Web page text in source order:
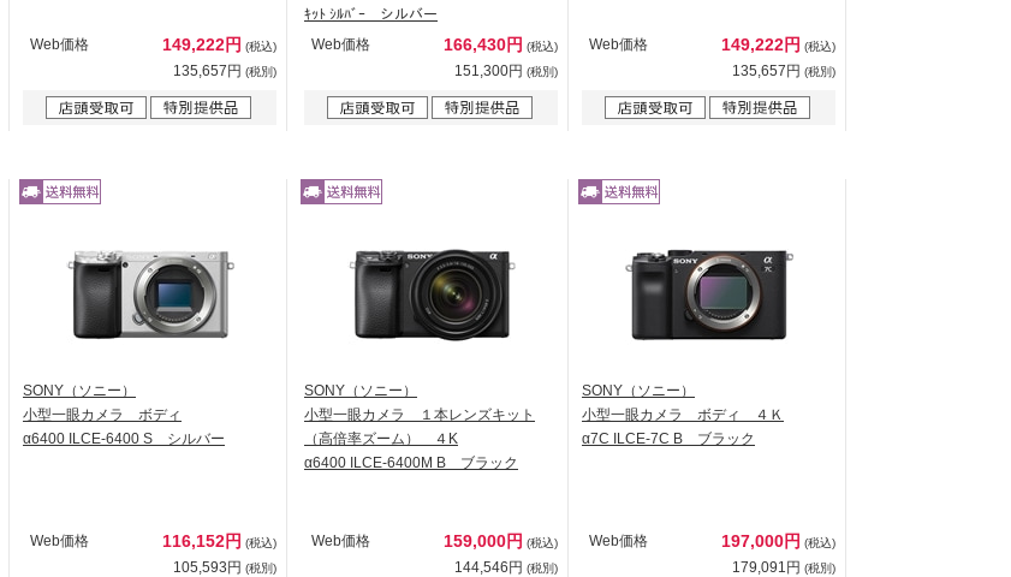
Web価格 149,222円 (税込)
135,657円 (税別)
ｷｯﾄ ｼﾙﾊﾞｰ シルバー
Web価格
166,430円 (税込)
151,300円 (税別)
Web価格 149,222円 (税込)
135,657円 (税別)
SONY（ソニー）
小型一眼カメラ ボディ
α6400 ILCE-6400 S シルバー
Web価格 116,152円 (税込)
105,593円 (税別)
SONY（ソニー）
小型一眼カメラ １本レンズキット
（高倍率ズーム） ４K
α6400 ILCE-6400M B ブラック
Web価格 159,000円 (税込)
144,546円 (税別)
SONY（ソニー）
小型一眼カメラ ボディ ４Ｋ
α7C ILCE-7C B ブラック
Web価格 197,000円 (税込)
179,091円 (税別)